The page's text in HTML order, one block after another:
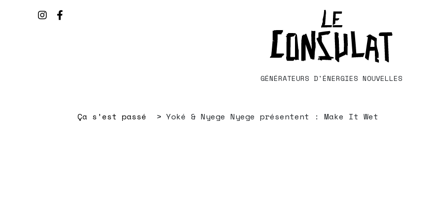
GÉNÉRATEURS D'ÉNERGIES NOUVELLES
Ça s’est passé Yoké & Nyege Nyege présentent : Make It Wet